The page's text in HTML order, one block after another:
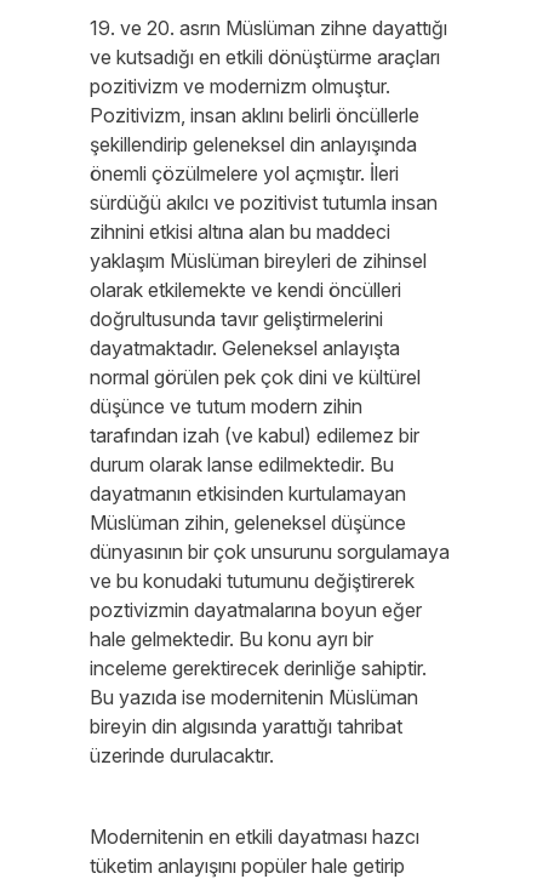
19. ve 20. asrın Müslüman zihne dayattığı
ve kutsadığı en etkili dönüştürme araçları
pozitivizm ve modernizm olmuştur.
Pozitivizm, insan aklını belirli öncüllerle
şekillendirip geleneksel din anlayışında
önemli çözülmelere yol açmıştır. İleri
sürdüğü akılcı ve pozitivist tutumla insan
zihnini etkisi altına alan bu maddeci
yaklaşım Müslüman bireyleri de zihinsel
olarak etkilemekte ve kendi öncülleri
doğrultusunda tavır geliştirmelerini
dayatmaktadır. Geleneksel anlayışta
normal görülen pek çok dini ve kültürel
düşünce ve tutum modern zihin
tarafından izah (ve kabul) edilemez bir
durum olarak lanse edilmektedir. Bu
dayatmanın etkisinden kurtulamayan
Müslüman zihin, geleneksel düşünce
dünyasının bir çok unsurunu sorgulamaya
ve bu konudaki tutumunu değiştirerek
poztivizmin dayatmalarına boyun eğer
hale gelmektedir. Bu konu ayrı bir
inceleme gerektirecek derinliğe sahiptir.
Bu yazıda ise modernitenin Müslüman
bireyin din algısında yarattığı tahribat
üzerinde durulacaktır.
Modernitenin en etkili dayatması hazcı
tüketim anlayışını popüler hale getirip